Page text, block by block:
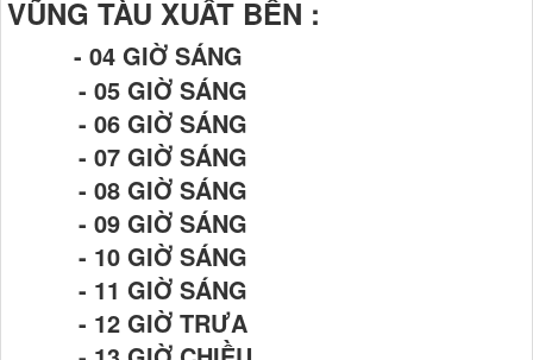
VŨNG TÀU XUẤT BẾN :
- 04 GIỜ SÁNG
- 05 GIỜ SÁNG
- 06 GIỜ SÁNG
- 07 GIỜ SÁNG
- 08 GIỜ SÁNG
- 09 GIỜ SÁNG
- 10 GIỜ SÁNG
- 11 GIỜ SÁNG
- 12 GIỜ TRƯA